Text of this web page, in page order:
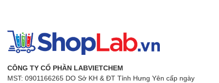
CÔNG TY CỔ PHẦN LABVIETCHEM
MST: 0901166265 DO Sở KH & ĐT Tỉnh Hưng Yên cấp ngày